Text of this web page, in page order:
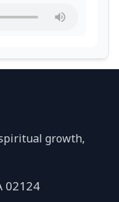
growth,
02124